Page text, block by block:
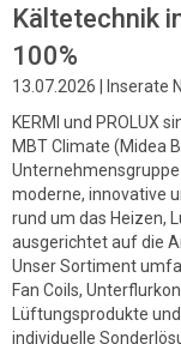
Kältetechnik
100%
13.07.2026 | Inserate
KERMI und PROLUX
MBT Climate (Midea
moderne, innovative
rund um das Heizen,
ausgerichtet auf die
Unser Sortiment
Fan Coils,
Lüftungsprodukte
individuelle